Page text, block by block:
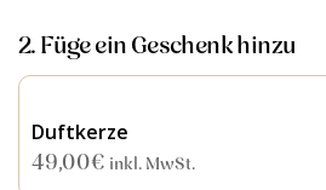
2. Füge ein Geschenk hinzu
Duftkerze
49,00€ inkl. MwSt.